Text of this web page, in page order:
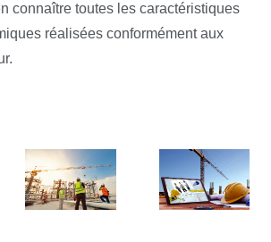
connaître toutes les caractéristiques
réalisées conformément aux